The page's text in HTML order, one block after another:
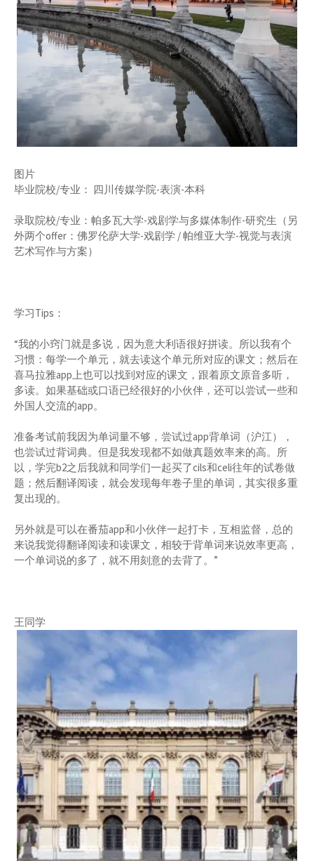
图片
毕业院校/专业： 四川传媒学院-表演-本科
录取院校/专业：帕多瓦大学-戏剧学与多媒体制作-研究生（另
外两个offer：佛罗伦萨大学-戏剧学 / 帕维亚大学-视觉与表演
艺术写作与方案）
学习Tips：
“我的小窍门就是多说，因为意大利语很好拼读。所以我有个
习惯：每学一个单元，就去读这个单元所对应的课文；然后在
喜马拉雅app上也可以找到对应的课文，跟着原文原音多听，
多读。如果基础或口语已经很好的小伙伴，还可以尝试一些和
外国人交流的app。
准备考试前我因为单词量不够，尝试过app背单词（沪江），
也尝试过背词典。但是我发现都不如做真题效率来的高。所
以，学完b2之后我就和同学们一起买了cils和celi往年的试卷做
题；然后翻译阅读，就会发现每年卷子里的单词，其实很多重
复出现的。
另外就是可以在番茄app和小伙伴一起打卡，互相监督，总的
来说我觉得翻译阅读和读课文，相较于背单词来说效率更高，
一个单词说的多了，就不用刻意的去背了。”
王同学